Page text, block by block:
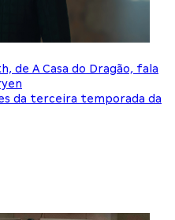
de A Casa do Dragão, fala
da terceira temporada da